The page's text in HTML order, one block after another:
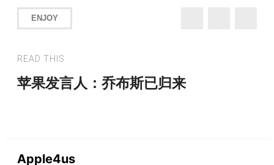
ENJOY
READ THIS
苹果发言人：乔布斯已归来
Apple4us